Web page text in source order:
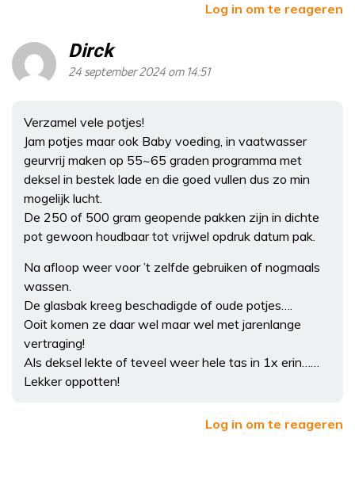
Log in om te reageren
Dirck
24 september 2024 om 14:51
Verzamel vele potjes!
Jam potjes maar ook Baby voeding, in vaatwasser
geurvrij maken op 55~65 graden programma met
deksel in bestek lade en die goed vullen dus zo min
mogelijk lucht.
De 250 of 500 gram geopende pakken zijn in dichte
pot gewoon houdbaar tot vrijwel opdruk datum pak.
Na afloop weer voor ’t zelfde gebruiken of nogmaals
wassen.
De glasbak kreeg beschadigde of oude potjes….
Ooit komen ze daar wel maar wel met jarenlange
vertraging!
Als deksel lekte of teveel weer hele tas in 1x erin……
Lekker oppotten!
Log in om te reageren